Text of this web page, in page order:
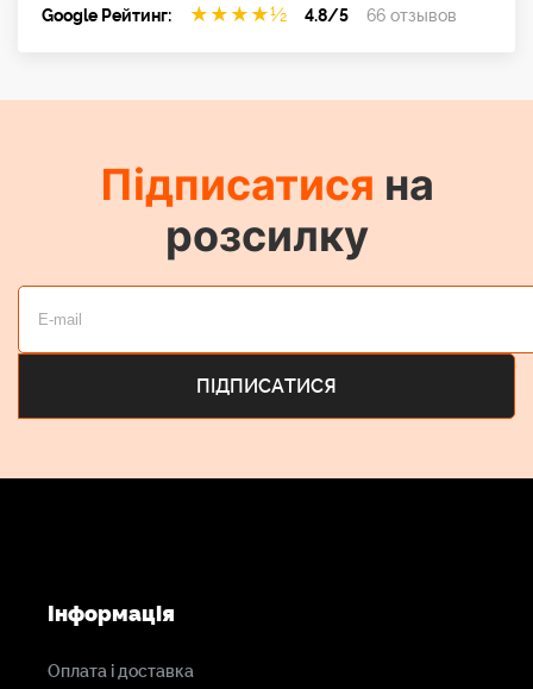
Google Рейтинг: ★ ★ ★ ★½ 4.8/5 66 отзывов
Підписатися на
розсилку
Інформація
Оплата і доставка